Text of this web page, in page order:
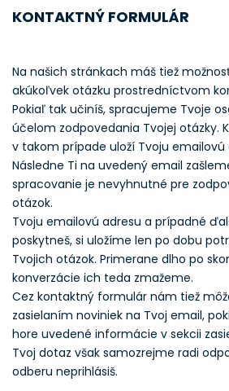
KONTAKTNÝ FORMULÁR
Na našich stránkach máš tiež
akúkoľvek otázku prostredníctvom
Pokiaľ tak učiníš, spracujeme Tvoje
účelom zodpovedania Tvojej otázky.
v takom prípade uloží Tvoju emailovú
Následne Ti na uvedený email
spracovanie je nevyhnutné pre
otázok.
Tvoju emailovú adresu a prípadné
poskytneš, si uložíme len po dobu
Tvojich otázok. Primerane dlho po
konverzácie ich teda zmažeme.
Cez kontaktný formulár nám tiež
zasielaním noviniek na Tvoj email,
hore uvedené informácie v sekcii
Tvoj dotaz však samozrejme radi
odberu neprihlásiš.